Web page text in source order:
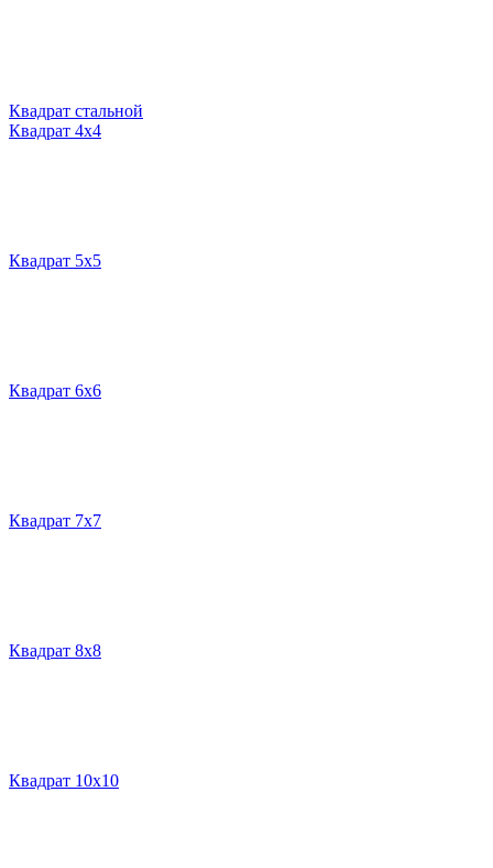
Квадрат стальной
Квадрат 4х4
Квадрат 5х5
Квадрат 6х6
Квадрат 7х7
Квадрат 8х8
Квадрат 10х10